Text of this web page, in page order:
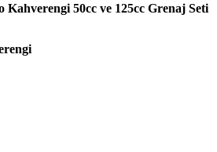
50cc ve 125cc Grenaj Seti